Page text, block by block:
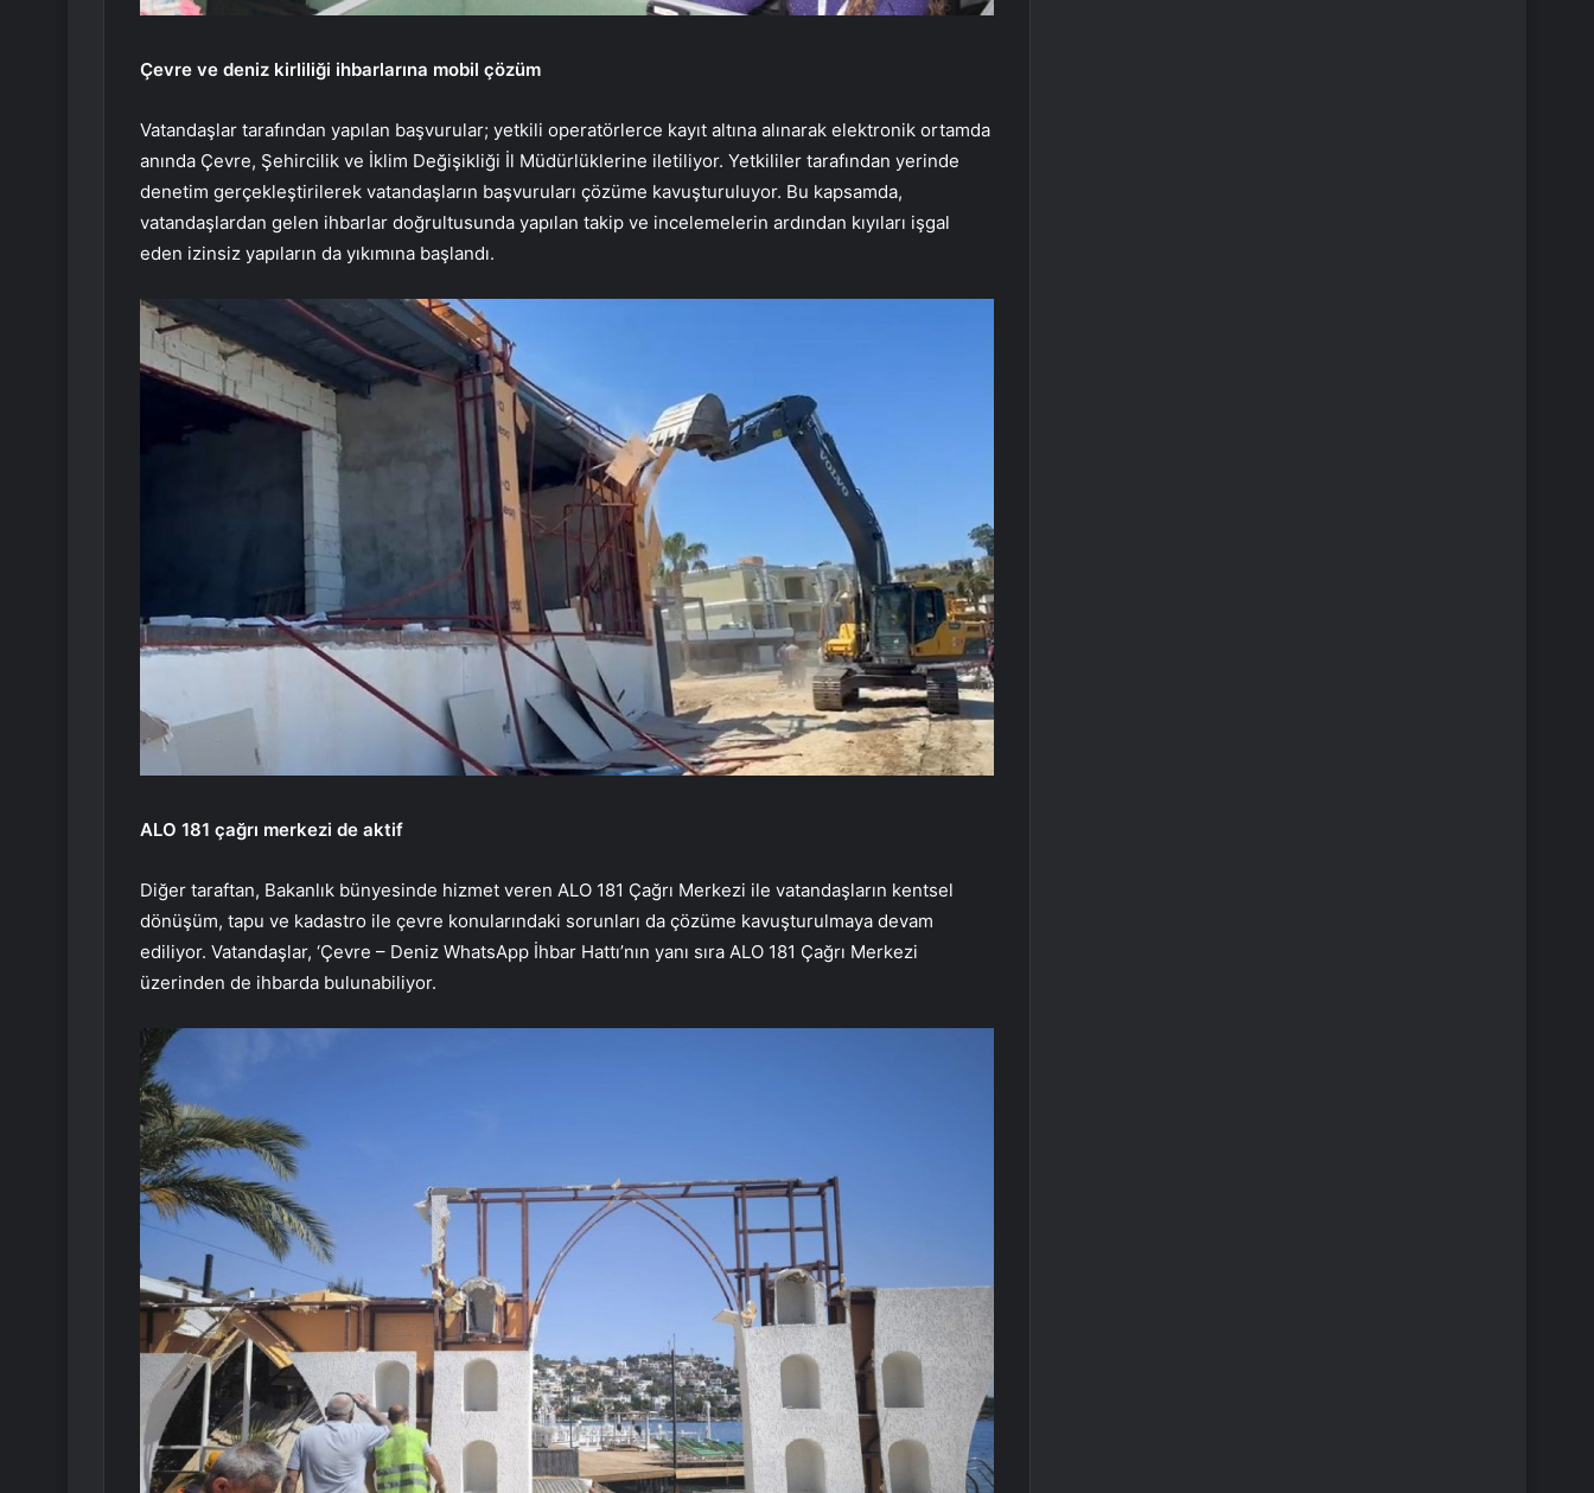
Çevre ve deniz kirliliği ihbarlarına mobil çözüm
Vatandaşlar tarafından yapılan başvurular; yetkili operatörlerce kayıt altına alınarak elektronik ortamda
anında Çevre, Şehircilik ve İklim Değişikliği İl Müdürlüklerine iletiliyor. Yetkililer tarafından yerinde
denetim gerçekleştirilerek vatandaşların başvuruları çözüme kavuşturuluyor. Bu kapsamda,
vatandaşlardan gelen ihbarlar doğrultusunda yapılan takip ve incelemelerin ardından kıyıları işgal
eden izinsiz yapıların da yıkımına başlandı.
ALO 181 çağrı merkezi de aktif
Diğer taraftan, Bakanlık bünyesinde hizmet veren ALO 181 Çağrı Merkezi ile vatandaşların kentsel
dönüşüm, tapu ve kadastro ile çevre konularındaki sorunları da çözüme kavuşturulmaya devam
ediliyor. Vatandaşlar, ‘Çevre – Deniz WhatsApp İhbar Hattı’nın yanı sıra ALO 181 Çağrı Merkezi
üzerinden de ihbarda bulunabiliyor.